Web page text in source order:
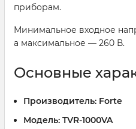
приборам.
Минимальное входное
а максимальное — 260 В.
Основные
Производитель: Forte
Модель: TVR-1000VA